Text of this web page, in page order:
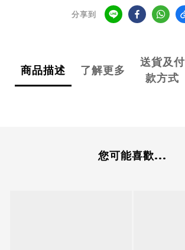
分享到
商品描述 了解更多
送貨及付
款方式
您可能喜歡...